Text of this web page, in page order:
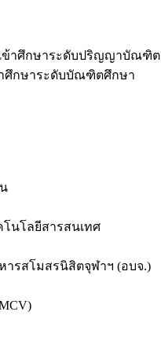
ข้าศึกษาระดับปริญญาบัณฑิต
ศึกษาระดับบัณฑิตศึกษา
นโลยีสารสนเทศ
ารสโมสรนิสิตจุฬาฯ (อบจ.)